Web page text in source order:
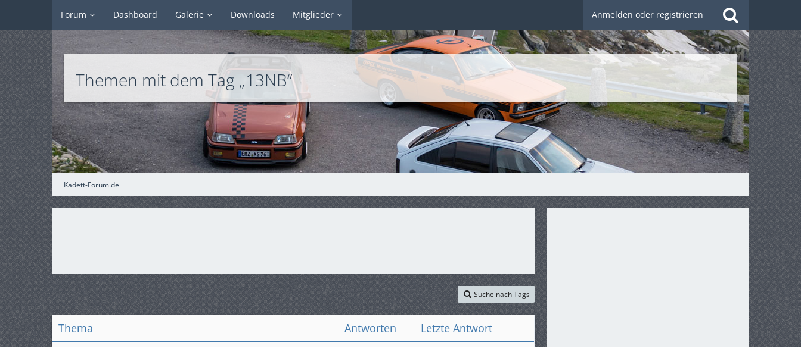
Forum Dashboard Galerie Downloads Mitglieder Anmelden oder registrieren
Kadett-Forum.de
Themen mit dem Tag „13NB“
Suche nach Tags
Thema Antworten
Letzte Antwort